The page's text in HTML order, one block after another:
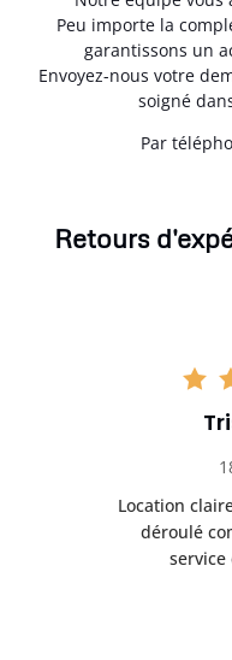
Peu importe la
garantissons un
Envoyez-nous votre
soigné
Par
Retours
Location
déroulé
service